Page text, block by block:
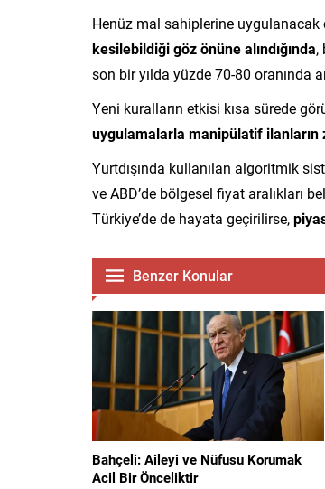
Henüz mal sahiplerine uygulanacak
kesilebildiği göz önüne alındığında,
son bir yılda yüzde 70-80 oranında
Yeni kuralların etkisi kısa sürede
uygulamalarla manipülatif ilanların
Yurtdışında kullanılan algoritmik
ve ABD’de bölgesel fiyat aralıkları
Türkiye’de de hayata geçirilirse,
Benzer Konular
Bahçeli: Aileyi ve Nüfusu Korumak
Acil Bir Önceliktir